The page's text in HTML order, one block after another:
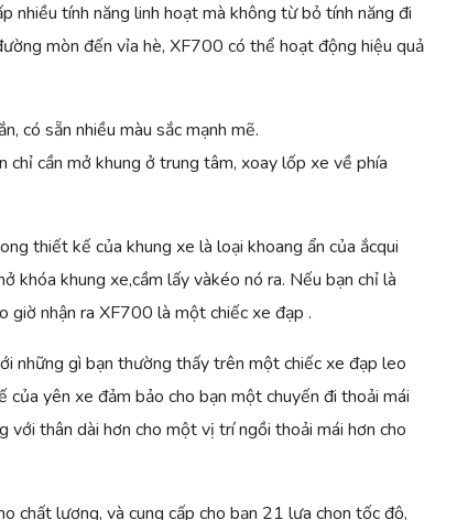
nhiều tính năng linh hoạt mà không từ bỏ tính năng đi
mòn đến vỉa hè, XF700 có thể hoạt động hiệu quả
có sẵn nhiều màu sắc mạnh mẽ.
chỉ cần mở khung ở trung tâm, xoay lốp xe về phía
thiết kế của khung xe là loại khoang ẩn của ắcqui
khóa khung xe,cầm lấy vàkéo nó ra. Nếu bạn chỉ là
giờ nhận ra XF700 là một chiếc xe đạp .
những gì bạn thường thấy trên một chiếc xe đạp leo
yên xe đảm bảo cho bạn một chuyến đi thoải mái
với thân dài hơn cho một vị trí ngồi thoải mái hơn cho
chất lượng, và cung cấp cho bạn 21 lựa chọn tốc độ,